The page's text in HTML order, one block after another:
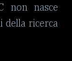
non nasce
della ricerca